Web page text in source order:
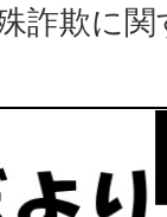
詐欺に